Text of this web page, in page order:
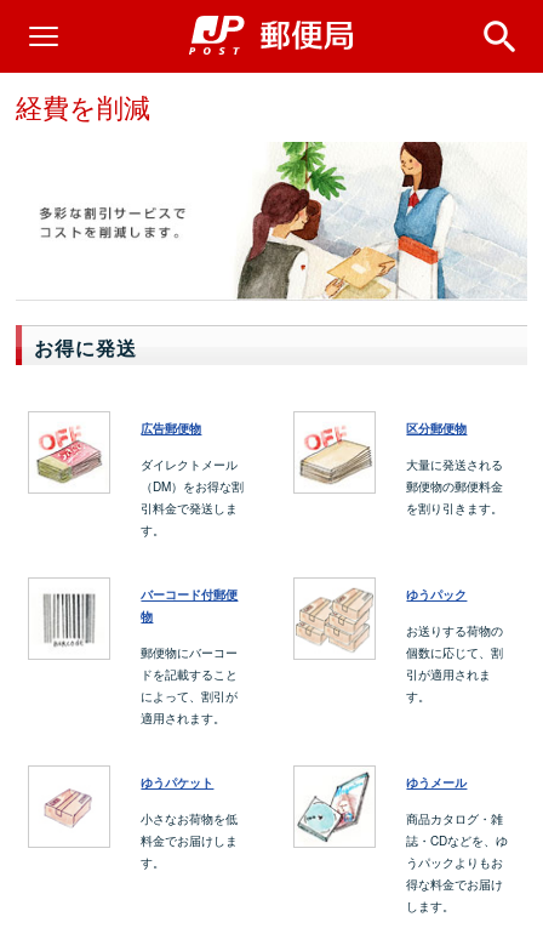
経費を削減
お得に発送
広告郵便物
ダイレクトメール
（DM）をお得な割
引料金で発送しま
す。
区分郵便物
大量に発送される
郵便物の郵便料金
を割り引きます。
バーコード付郵便
物
郵便物にバーコー
ドを記載すること
によって、割引が
適用されます。
ゆうパック
お送りする荷物の
個数に応じて、割
引が適用されま
す。
ゆうパケット
小さなお荷物を低
料金でお届けしま
す。
ゆうメール
商品カタログ・雑
誌・CDなどを、ゆ
うパックよりもお
得な料金でお届け
します。